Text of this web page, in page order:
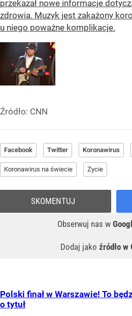
przekazał nowe informacje
zdrowia. Muzyk jest zakażony
u niego poważne komplikacje.
Źródło: CNN
Facebook Twitter Koronawirus
Koronawirus na świecie Życie
Obserwuj nas w
Dodaj jako źródło w
SKOMENTUJ
Polski finał w Warszawie! To
o tytuł